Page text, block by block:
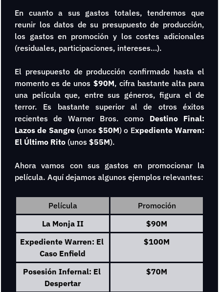
En cuanto a sus gastos totales, tendremos que
reunir los datos de su presupuesto de producción,
los gastos en promoción y los costes adicionales
(residuales, participaciones, intereses…).
El presupuesto de producción confirmado hasta el
momento es de unos $90M, cifra bastante alta para
una película que, entre sus géneros, figura el de
terror. Es bastante superior al de otros éxitos
recientes de Warner Bros. como Destino Final:
Lazos de Sangre (unos $50M) o Expediente Warren:
El Último Rito (unos $55M).
Ahora vamos con sus gastos en promocionar la
película. Aquí dejamos algunos ejemplos relevantes:
Película
Promoción
La Monja II
$90M
Expediente Warren: El
Caso Enfield
$100M
Posesión Infernal: El
Despertar
$70M